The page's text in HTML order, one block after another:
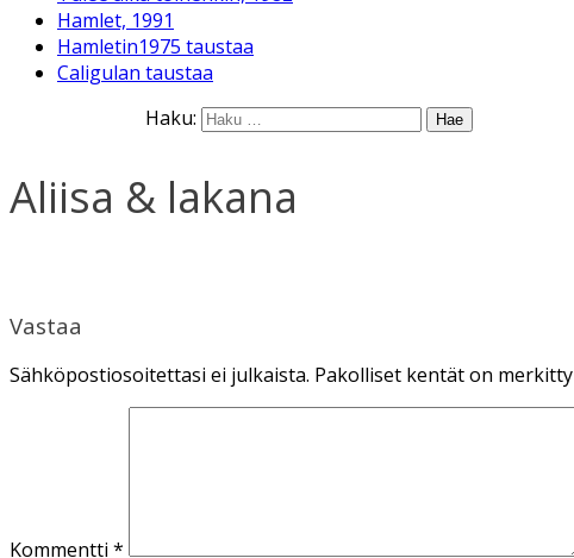
Hamlet, 1991
Hamletin1975 taustaa
Caligulan taustaa
Haku:
Aliisa & lakana
Vastaa
Sähköpostiosoitettasi ei julkaista. Pakolliset kentät on merkitty
Kommentti *